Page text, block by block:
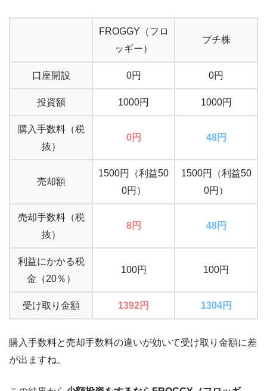
FROGGY（フロ
ッギー）
プチ株
口座開設 0円 0円
投資額 1000円 1000円
購入手数料（税
抜）
0円 48円
売却額
1500円（利益50
0円）
1500円（利益50
0円）
売却手数料（税
抜）
8円 48円
利益にかかる税
金（20％）
100円 100円
受け取り金額 1392円 1304円
購入手数料と売却手数料の違いが効いて受け取り金額に差
が出ますね。